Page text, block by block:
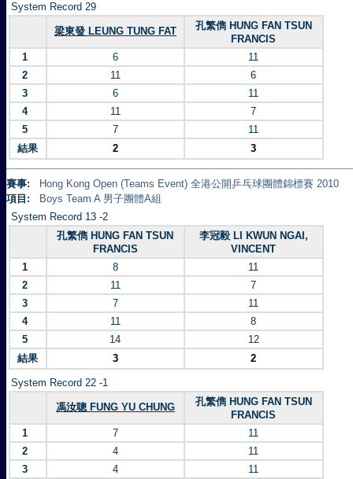
System Record 29
梁東發 LEUNG TUNG FAT
孔繁儁 HUNG FAN TSUN
FRANCIS
1
6
11
2
11
6
3
6
11
4
11
7
5
7
11
結果
2 3
賽事:
Hong Kong Open (Teams Event) 全港公開乒乓球團體錦標賽 2010
項目:
Boys Team A 男子團體A組
System Record 13 -2
孔繁儁 HUNG FAN TSUN
FRANCIS
李冠毅 LI KWUN NGAI,
VINCENT
1
8
11
2
11
7
3
7
11
4
11
8
5
14
12
結果
3 2
System Record 22 -1
馮汝聰 FUNG YU CHUNG
孔繁儁 HUNG FAN TSUN
FRANCIS
1
7
11
2
4
11
3
4
11